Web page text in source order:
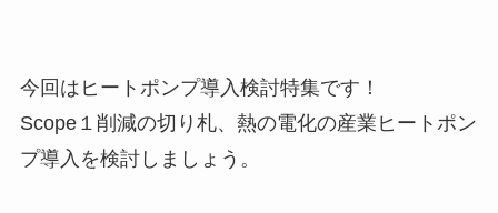
今回はヒートポンプ導入検討特集です！
Scope１削減の切り札、熱の電化の産業ヒートポン
プ導入を検討しましょう。